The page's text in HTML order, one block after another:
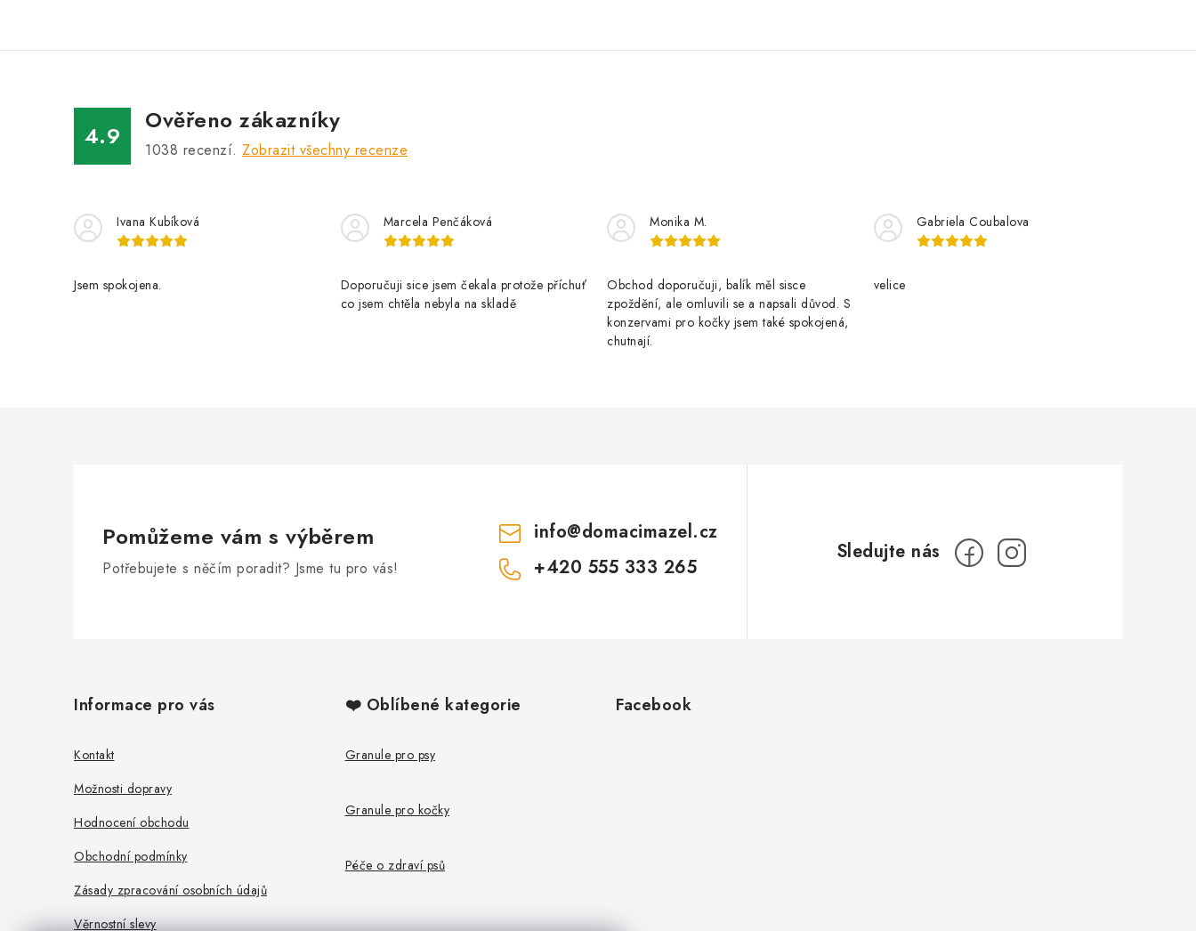
4.9
Ověřeno zákazníky
1038 recenzí. Zobrazit všechny recenze
Ivana Kubíková
Jsem spokojena.
Marcela Penčáková
Doporučuji sice jsem čekala protože příchuť
co jsem chtěla nebyla na skladě
Monika M.
Obchod doporučuji, balík měl sisce
zpoždění, ale omluvili se a napsali důvod. S
konzervami pro kočky jsem také spokojená,
chutnají.
Gabriela Coubalova
velice
Pomůžeme vám s výběrem
Potřebujete s něčím poradit? Jsme tu pro vás!
info@domacimazel.cz
+420 555 333 265
Informace pro vás
Kontakt
Možnosti dopravy
Hodnocení obchodu
Obchodní podmínky
Zásady zpracování osobních údajů
Věrnostní slevy
❤️ Oblíbené kategorie
Granule pro psy
Granule pro kočky
Péče o zdraví psů
Facebook